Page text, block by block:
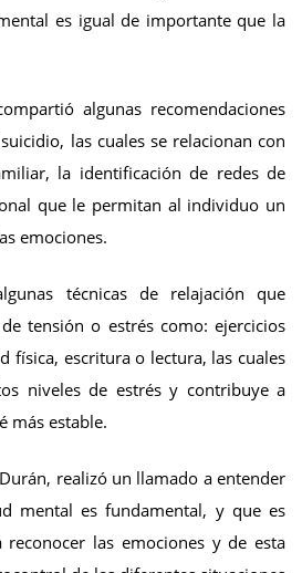
es igual de importante que la
algunas recomendaciones
las cuales se relacionan con
la identificación de redes de
que le permitan al individuo un
emociones.
técnicas de relajación que
tensión o estrés como: ejercicios
física, escritura o lectura, las cuales
niveles de estrés y contribuye a
más estable.
realizó un llamado a entender
mental es fundamental, y que es
las emociones y de esta